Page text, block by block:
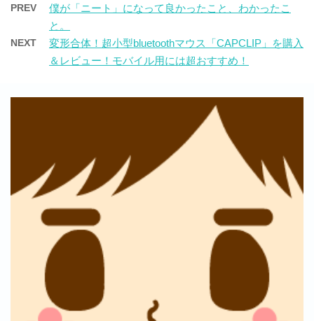
PREV
僕が「ニート」になって良かったこと、わかったこ
と。
NEXT
変形合体！超小型bluetoothマウス「CAPCLIP」を購入
＆レビュー！モバイル用には超おすすめ！